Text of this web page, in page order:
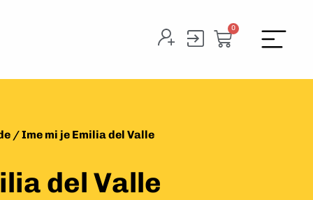
0
/ Ime mi je Emilia del Valle
del Valle